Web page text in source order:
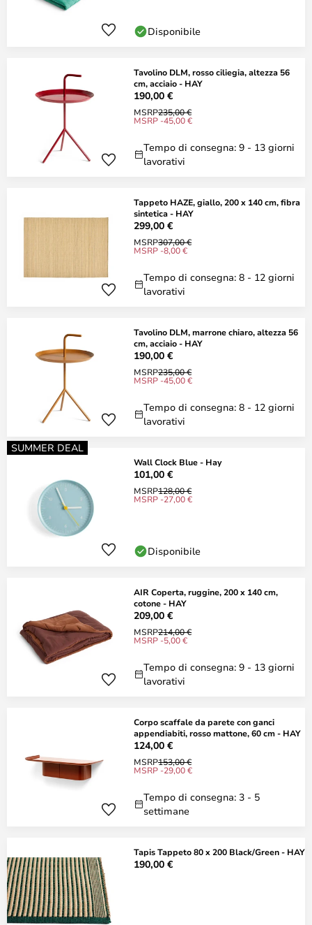
Disponibile
Tavolino DLM, rosso ciliegia, altezza 56
cm, acciaio - HAY
190,00 €
MSRP235,00 €
MSRP -45,00 €
Tempo di consegna: 9 - 13 giorni
lavorativi
Tappeto HAZE, giallo, 200 x 140 cm, fibra
sintetica - HAY
299,00 €
MSRP307,00 €
MSRP -8,00 €
Tempo di consegna: 8 - 12 giorni
lavorativi
Tavolino DLM, marrone chiaro, altezza 56
cm, acciaio - HAY
190,00 €
MSRP235,00 €
MSRP -45,00 €
Tempo di consegna: 8 - 12 giorni
lavorativi
SUMMER DEAL
Wall Clock Blue - Hay
101,00 €
MSRP128,00 €
MSRP -27,00 €
Disponibile
AIR Coperta, ruggine, 200 x 140 cm,
cotone - HAY
209,00 €
MSRP214,00 €
MSRP -5,00 €
Tempo di consegna: 9 - 13 giorni
lavorativi
Corpo scaffale da parete con ganci
appendiabiti, rosso mattone, 60 cm - HAY
124,00 €
MSRP153,00 €
MSRP -29,00 €
Tempo di consegna: 3 - 5
settimane
Tapis Tappeto 80 x 200 Black/Green - HAY
190,00 €